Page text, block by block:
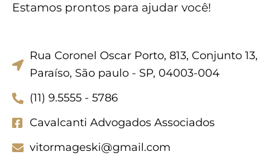
Estamos prontos para ajudar você!
Rua Coronel Oscar Porto, 813, Conjunto 13,
Paraíso, São paulo - SP, 04003-004
(11) 9.5555 - 5786
Cavalcanti Advogados Associados
vitormageski@gmail.com